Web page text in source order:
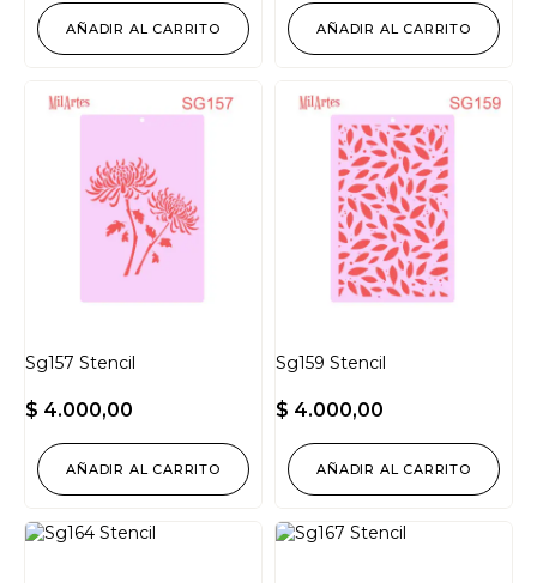
AÑADIR AL CARRITO AÑADIR AL CARRITO
Sg157 Stencil
$ 4.000,00
AÑADIR AL CARRITO
Sg159 Stencil
$ 4.000,00
AÑADIR AL CARRITO